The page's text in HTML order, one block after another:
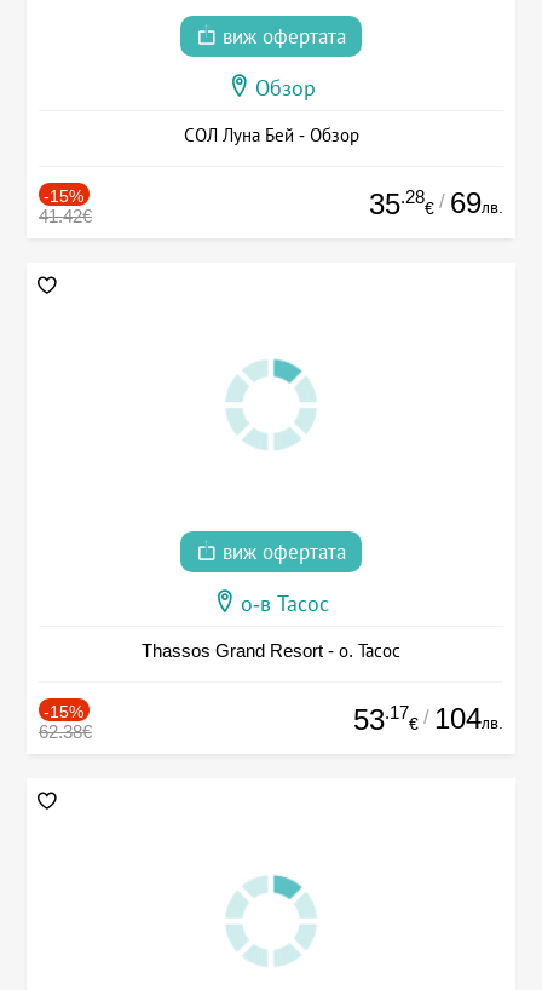
виж офертата
Обзор
СОЛ Луна Бей - Обзор
-15%
41.42€ 35.28
€ / 69лв.
виж офертата
о-в Тасос
Thassos Grand Resort - о. Тасос
-15%
62.38€ 53.17
€ / 104лв.